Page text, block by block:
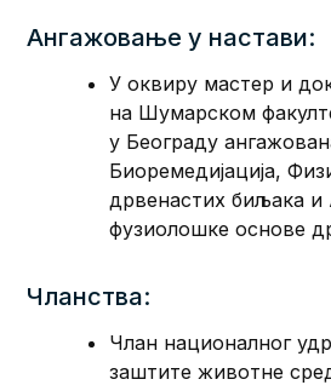
Ангажовање у настави:
У оквиру мастер и
на Шумарском
у Београду
Биоремедијација,
дрвенастих биљака и
фузиолошке основе
Чланства:
Члан националног
заштите животне